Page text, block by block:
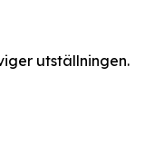
utställningen.